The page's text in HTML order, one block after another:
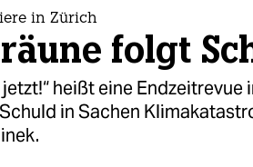
in Zürich
folgt
jetzt!“ heißt eine
in Sachen